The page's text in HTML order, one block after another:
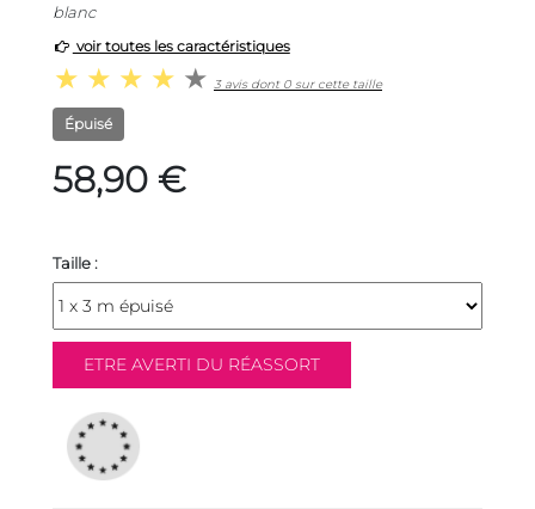
blanc
voir toutes les caractéristiques
3 avis dont 0 sur cette taille
Épuisé
58,90 €
Taille :